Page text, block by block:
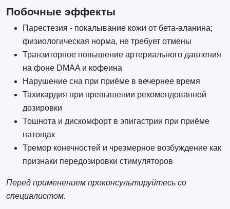
Побочные эффекты
Парестезия - покалывание кожи от бета-аланина;
физиологическая норма, не требует отмены
Транзиторное повышение артериального давления
на фоне DMAA и кофеина
Нарушение сна при приёме в вечернее время
Тахикардия при превышении рекомендованной
дозировки
Тошнота и дискомфорт в эпигастрии при приёме
натощак
Тремор конечностей и чрезмерное возбуждение как
признаки передозировки стимуляторов
Перед применением проконсультируйтесь со
специалистом.